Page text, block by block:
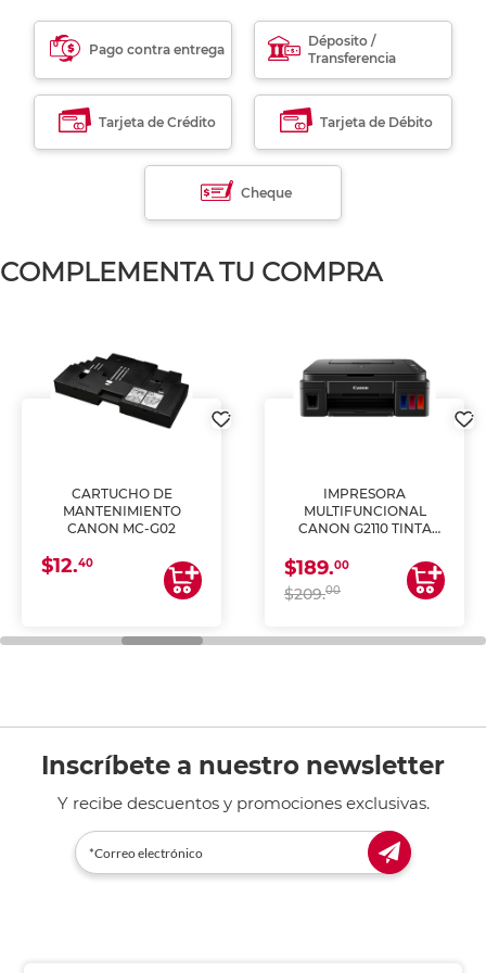
Pago contra entrega
Déposito /
Transferencia
Tarjeta de Crédito Tarjeta de Débito
Cheque
COMPLEMENTA TU COMPRA
CARTUCHO DE
MANTENIMIENTO
CANON MC-G02
$12.40
IMPRESORA
MULTIFUNCIONAL
CANON G2110 TINTA
$189.00
$209.00
Inscríbete a nuestro newsletter
Y recibe descuentos y promociones exclusivas.